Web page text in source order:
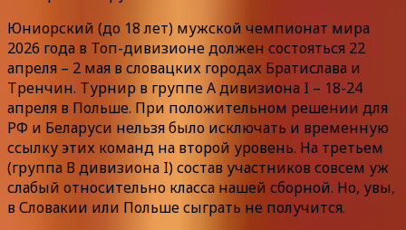
Юниорский (до 18 лет) мужской чемпионат мира
2026 года в Топ-дивизионе должен состояться 22
апреля – 2 мая в словацких городах Братислава и
Тренчин. Турнир в группе А дивизиона I – 18-24
апреля в Польше. При положительном решении для
РФ и Беларуси нельзя было исключать и временную
ссылку этих команд на второй уровень. На третьем
(группа В дивизиона I) состав участников совсем уж
слабый относительно класса нашей сборной. Но, увы,
в Словакии или Польше сыграть не получится.